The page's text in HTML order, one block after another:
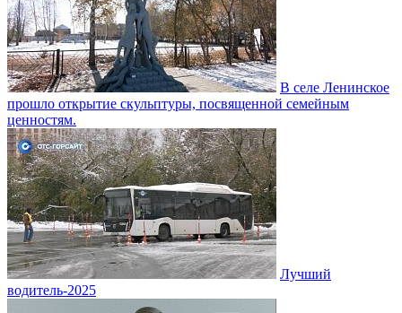
В селе Ленинское
прошло открытие скульптуры, посвященной семейным
ценностям.
Лучший
водитель-2025